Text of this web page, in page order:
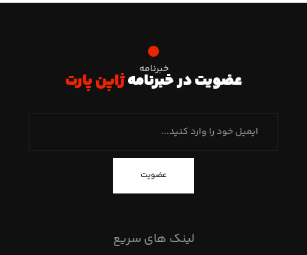
خبرنامه
عضویت در خبرنامهژاپن پارت
عضویت
لینک های سریع